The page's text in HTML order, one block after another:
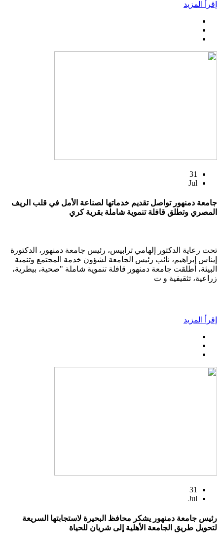
إقرأ المزيد
31
Jul
جامعة دمنهور تواصل تقديم خدماتها لصناعة الأمل في قلب الريف
المصري وتطلق قافلة تنموية شاملة بقرية كري
تحت رعاية الدكتور إلهامي ترابيس، رئيس جامعة دمنهور، الدكتورة
إيناس إبراهيم، نائب رئيس الجامعة لشؤون خدمة المجتمع وتنمية
البيئة، أطلقت جامعة دمنهور قافلة تنموية شاملة "صحية، بيطرية،
زراعية، تثقيفية و ت
إقرأ المزيد
31
Jul
رئيس جامعة دمنهور يشكر محافظ البحيرة لاستجابتها السريعة
لتحويل طريق الجامعة الأهلية إلى شريان للحياة